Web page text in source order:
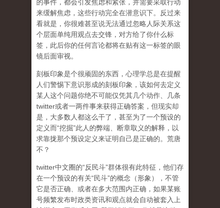
的事件，都会引发焦虑和紧张，并需要采取行动
来缓解焦虑，这些行动完全在潜意识下。反过来
看就是， 你很难甚至说无法通过忽略人际关系这
个层面单纯用观点去交锋，对方给了你什么标
签，此后你的任何言论都将在贴有这一标签的眼
镜后面审视。
刻板印象是个很顽固的东西，心理学总是在提醒
人们警惕下意识形成的刻板印象，该如何去定义
某人这个问题你绝不可能仅凭其几个动作、几条
twitter或者一两件事来获得正确答案，但现实却
是，大多数人都这么干了，甚至为了一个预设的
定义而“挖掘”此人的弊端、断章取义的解释，以
求靠拢那个预设定义来证明自己是正确的。荒唐
不？
twitter中文圈的“反民斗”群体很有此特征，他们存
在一个预设的有关“民斗”的概念（形象），不管
它是否正确、或者在多大范围内正确，如果某账
号频繁发布时政类资讯和观点就会自动被套入上